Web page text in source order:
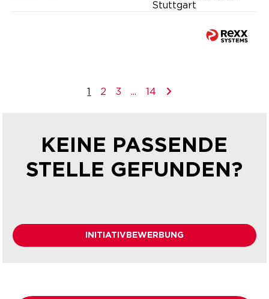
Stuttgart
1 2 3 ... 14
KEINE PASSENDE
STELLE GEFUNDEN?
INITIATIVBEWERBUNG